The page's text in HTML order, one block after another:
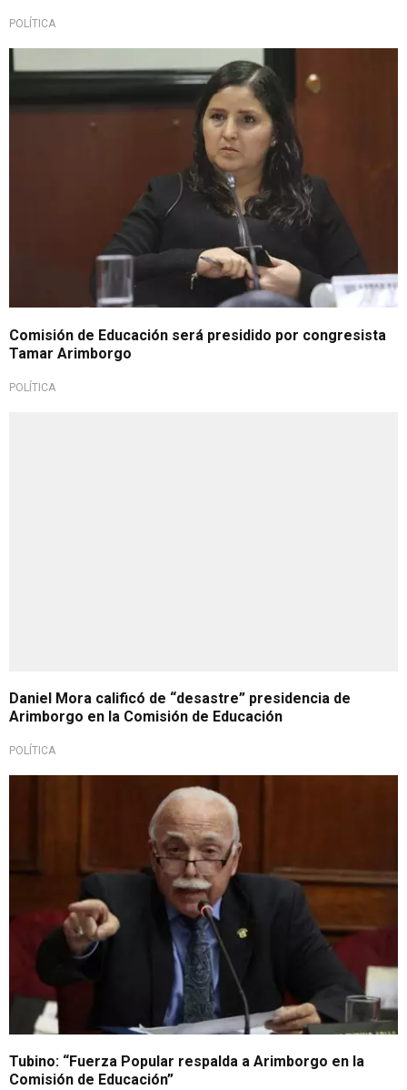
POLÍTICA
Comisión de Educación será presidido por congresista
Tamar Arimborgo
POLÍTICA
Daniel Mora calificó de “desastre” presidencia de
Arimborgo en la Comisión de Educación
POLÍTICA
Tubino: “Fuerza Popular respalda a Arimborgo en la
Comisión de Educación”